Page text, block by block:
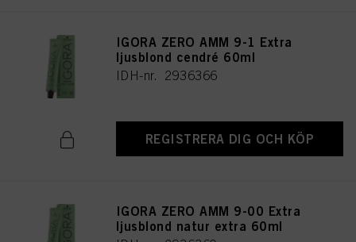
IGORA ZERO AMM 9-1 Extra
ljusblond cendré 60ml
IDH-nr. 2936366
REGISTRERA DIG OCH KÖP
IGORA ZERO AMM 9-00 Extra
ljusblond natur extra 60ml